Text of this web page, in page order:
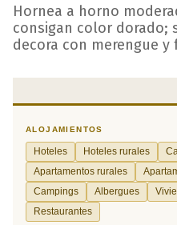
Hornea a horno
consigan color dorado;
decora con merengue y